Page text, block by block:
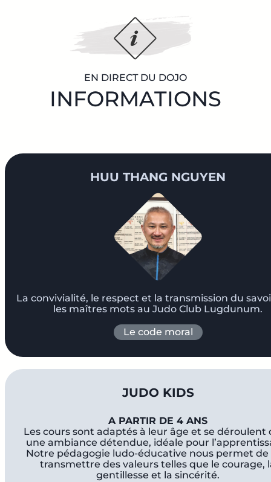
EN DIRECT DU DOJO
INFORMATIONS
HUU THANG NGUYEN
La convivialité, le respect et la transmission du
les maîtres mots au Judo Club Lugdunum.
Le code moral
JUDO KIDS
A PARTIR DE 4 ANS
Les cours sont adaptés à leur âge et se déroulent
une ambiance détendue, idéale pour
Notre pédagogie ludo-éducative nous permet de
transmettre des valeurs telles que le courage,
gentillesse et la sincérité.